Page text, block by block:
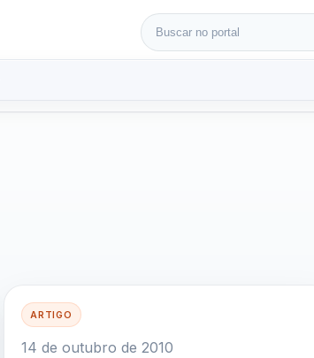
Buscar por:
ARTIGO
14 de outubro de 2010